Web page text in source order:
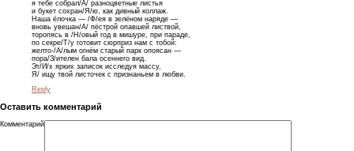
я тебе собрал/А/ разноцветные листья
и букет сохран/Я/ю, как дивный коллаж.
Наша ёлочка — /Ф/ея в зелёном наряде —
вновь увешан/А/ пёстрой опавшей листвой,
торопясь в /Н/овый год в мишуре, при параде,
по секре/Т/у готовит сюрприз нам с тобой:
желто-/А/лым огнём старый парк опоясан —
пора/З/ителен бала осеннего вид.
Эт/И/х ярких записок исследуя массу,
Я/ ищу твой листочек с признаньем в любви.
Reply
Оставить комментарий
Комментарий